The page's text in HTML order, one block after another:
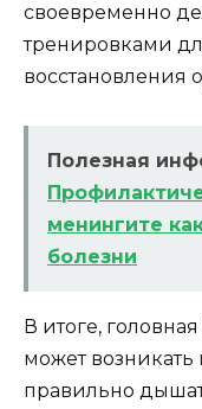
своевременно
тренировками
восстановления
Полезная
менингите
болезни
В итоге,
может
правильно